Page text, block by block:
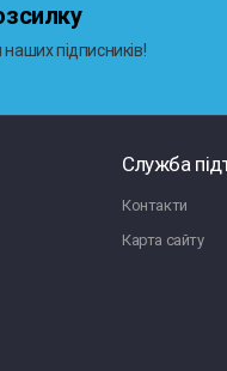
підписників!
Служба
Контакти
Карта сайту